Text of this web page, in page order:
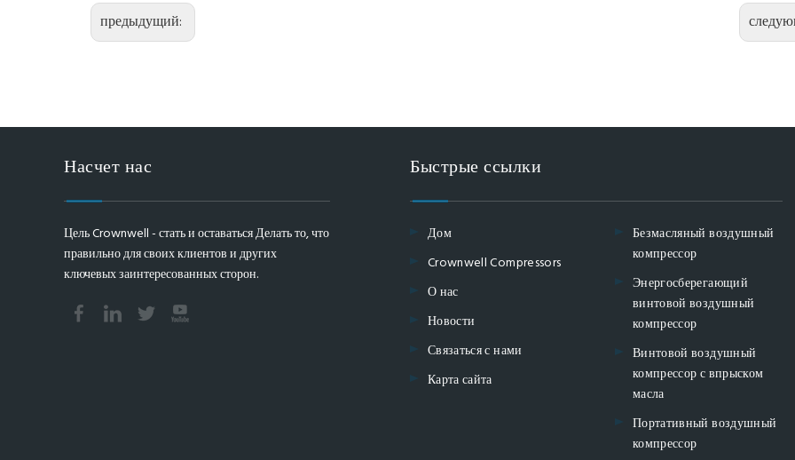
предыдущий:
Насчет нас
Цель Crownwell - стать и оставаться Делать то, что
правильно для своих клиентов и других
ключевых заинтересованных сторон.
Быстрые ссылки
Дом
Crownwell Compressors
О нас
Новости
Связаться с нами
Карта сайта
Безмасляный воздушный
компрессор
Энергосберегающий
винтовой воздушный
компрессор
Винтовой воздушный
компрессор с впрыском
масла
Портативный воздушный
компрессор